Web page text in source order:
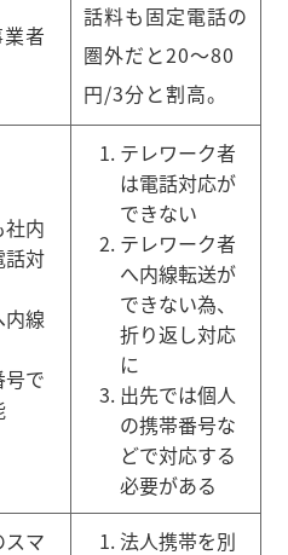
者
話料も固定電話の
圏外だと20〜80
円/3分と割高。
内
話対
線
で
テレワーク者
は電話対応が
できない
テレワーク者
へ内線転送が
できない為、
折り返し対応
に
出先では個人
の携帯番号な
どで対応する
必要がある
マ
法人携帯を別